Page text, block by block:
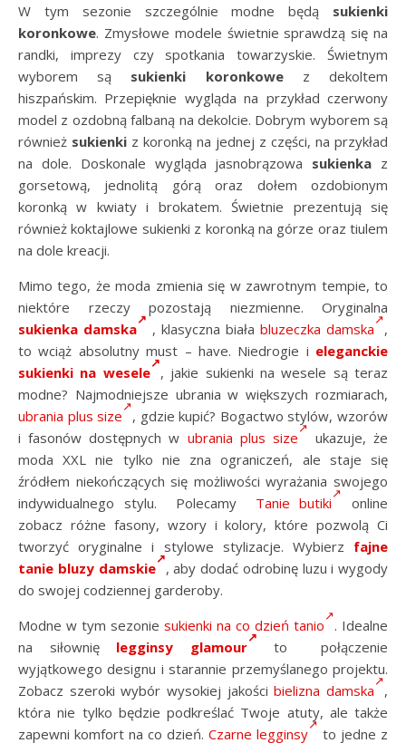
W tym sezonie szczególnie modne będą sukienki
koronkowe. Zmysłowe modele świetnie sprawdzą się na
randki, imprezy czy spotkania towarzyskie. Świetnym
wyborem są sukienki koronkowez dekoltem
hiszpańskim. Przepięknie wygląda na przykład czerwony
model z ozdobną falbaną na dekolcie. Dobrym wyborem są
również sukienki z koronką na jednej z części, na przykład
na dole. Doskonale wygląda jasnobrązowa sukienka z
gorsetową, jednolitą górą oraz dołem ozdobionym
koronką w kwiaty i brokatem. Świetnie prezentują się
również koktajlowe sukienki z koronką na górze oraz tiulem
na dole kreacji.
Mimo tego, że moda zmienia się w zawrotnym tempie, to
niektóre rzeczy pozostają niezmienne. Oryginalna
sukienka damska
, klasyczna biała bluzeczka damska
,
to wciąż absolutny must – have. Niedrogie i eleganckie
sukienki na wesele
, jakie sukienki na wesele są teraz
modne? Najmodniejsze ubrania w większych rozmiarach,
ubrania plus size
, gdzie kupić? Bogactwo stylów, wzorów
i fasonów dostępnych w ubrania plus size
ukazuje, że
moda XXL nie tylko nie zna ograniczeń, ale staje się
źródłem niekończących się możliwości wyrażania swojego
indywidualnego stylu. Polecamy Tanie butiki
online
zobacz różne fasony, wzory i kolory, które pozwolą Ci
tworzyć oryginalne i stylowe stylizacje. Wybierz fajne
tanie bluzy damskie
, aby dodać odrobinę luzu i wygody
do swojej codziennej garderoby.
Modne w tym sezonie sukienki na co dzień tanio
. Idealne
na siłownię legginsy glamour
to połączenie
wyjątkowego designu i starannie przemyślanego projektu.
Zobacz szeroki wybór wysokiej jakościbielizna damska
,
która nie tylko będzie podkreślać Twoje atuty, ale także
zapewni komfort na co dzień. Czarne legginsy to jedne z